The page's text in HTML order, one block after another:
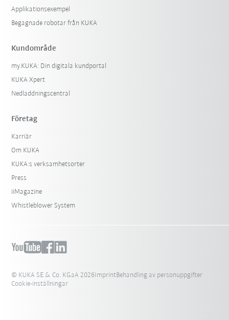
Applikationsexempel
Begagnade robotar från KUKA
Kundområde
my.KUKA: Din digitala kundportal
KUKA Xpert
Nedladdningscentral
Företag
Karriär
Om KUKA
KUKA:s verksamhetsorter
Press
iiMagazine
Whistleblower System
© KUKA SE & Co. KGaA 2026ImprintBehandling av personuppgifter
Cookie-inställningar